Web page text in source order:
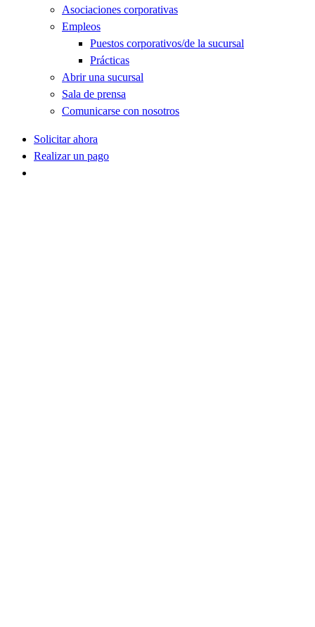
Asociaciones corporativas
Empleos
Puestos corporativos/de la sucursal
Prácticas
Abrir una sucursal
Sala de prensa
Comunicarse con nosotros
Solicitar ahora
Realizar un pago